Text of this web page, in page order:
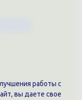
данных
работы с
вы даете свое